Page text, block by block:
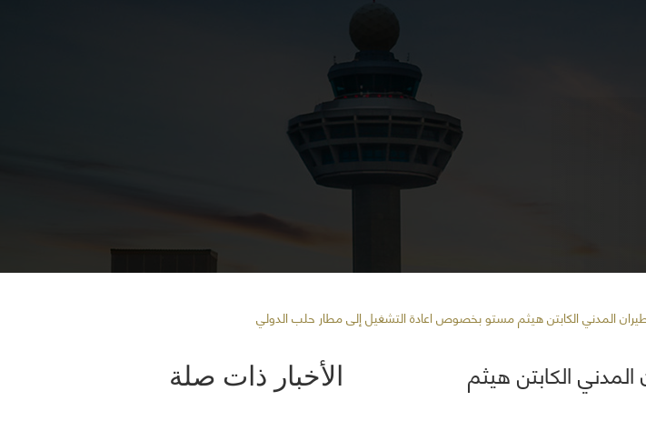
المدني الكابتن هيثم مستو بخصوص اعادة التشغيل إلى مطار حلب الدولي
الكابتن هيثم الأخبار ذات صلة